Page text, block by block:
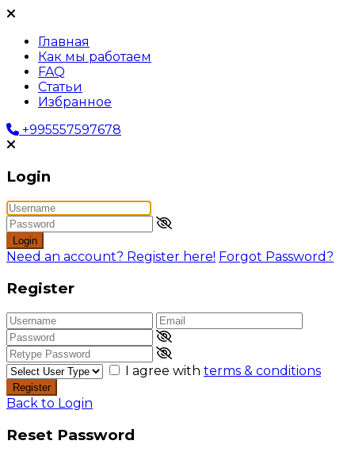
Главная
Как мы работаем
FAQ
Статьи
Избранное
+995557597678
Login
Login
Need an account? Register here! Forgot Password?
Register
I agree with terms & conditions
Register
Back to Login
Reset Password